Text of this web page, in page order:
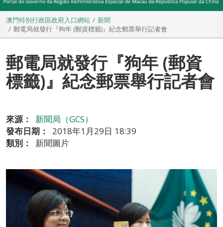
澳門特別行政區政府入口網站
新聞
郵電局就發行『狗年 (郵資標籤)』紀念郵票舉行記者會
郵電局就發行『狗年 (郵資
標籤)』紀念郵票舉行記者會
來源：
新聞局（GCS）
發布日期：
2018年1月29日 18:39
類別：
新聞圖片